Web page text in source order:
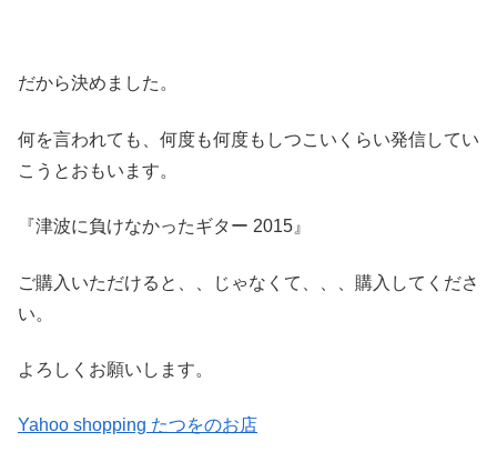
だから決めました。
何を言われても、何度も何度もしつこいくらい発信してい
こうとおもいます。
『津波に負けなかったギター 2015』
ご購入いただけると、、じゃなくて、、、購入してくださ
い。
よろしくお願いします。
Yahoo shopping たつをのお店